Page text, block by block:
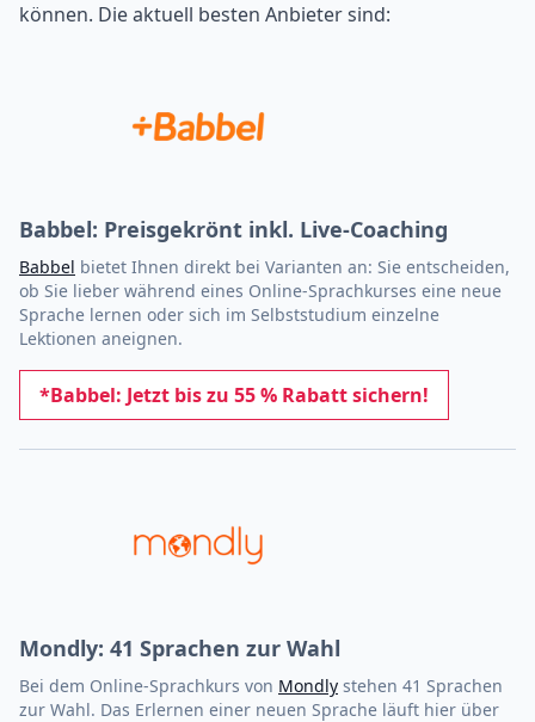
können. Die aktuell besten Anbieter sind:
Babbel: Preisgekrönt inkl. Live-Coaching
Babbel bietet Ihnen direkt bei Varianten an: Sie entscheiden,
ob Sie lieber während eines Online-Sprachkurses eine neue
Sprache lernen oder sich im Selbststudium einzelne
Lektionen aneignen.
*Babbel: Jetzt bis zu 55 % Rabatt sichern!
Mondly: 41 Sprachen zur Wahl
Bei dem Online-Sprachkurs von Mondly stehen 41 Sprachen
zur Wahl. Das Erlernen einer neuen Sprache läuft hier über